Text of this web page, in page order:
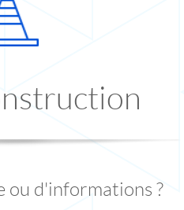
ou d'informations ?